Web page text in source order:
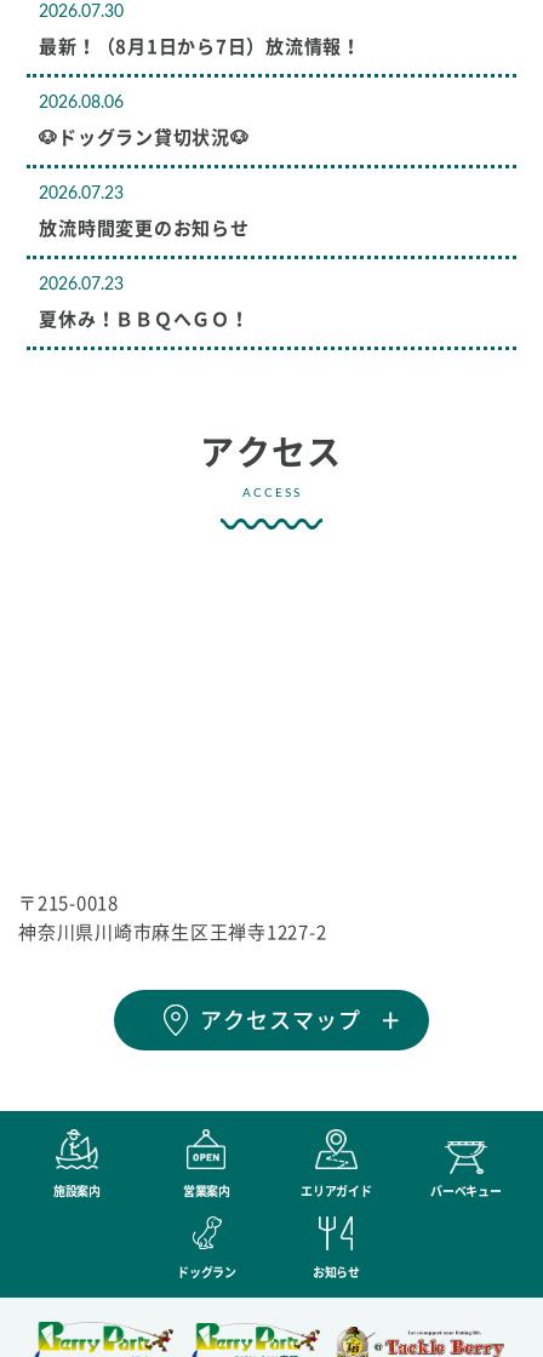
2026.07.30
最新！（8月1日から7日）放流情報！
2026.08.06
🐶ドッグラン貸切状況🐶
2026.07.23
放流時間変更のお知らせ
2026.07.23
夏休み！ＢＢＱへＧＯ！
アクセス
ACCESS
〒215-0018
神奈川県川崎市麻生区王禅寺1227-2
アクセスマップ
施設案内 営業案内 エリアガイド バーベキュー
ドッグラン お知らせ